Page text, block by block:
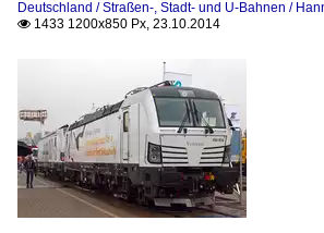
Deutschland / Straßen-, Stadt- und U-Bahnen /
 1433 1200x850 Px, 23.10.2014